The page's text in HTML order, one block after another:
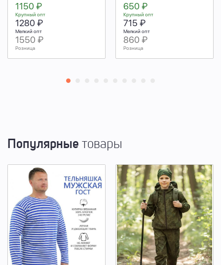
1150 ₽
Крупный опт
1280 ₽
Мелкий опт
1550 ₽
Розница
650 ₽
Крупный опт
715 ₽
Мелкий опт
860 ₽
Розница
Популярные товары